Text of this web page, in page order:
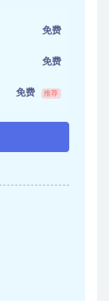
免费
免费
免费 推荐